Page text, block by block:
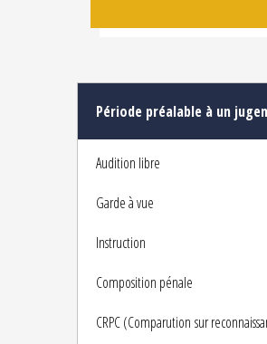
Période préalable à un
Audition libre
Garde à vue
Instruction
Composition pénale
CRPC (Comparution sur